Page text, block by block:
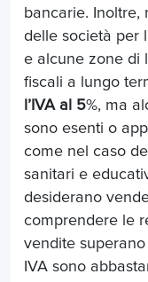
bancarie. Inoltre,
delle società per
e alcune zone di
fiscali a lungo
l’IVA al 5%, ma
sono esenti o
come nel caso
sanitari e
desiderano
comprendere le
vendite
IVA sono